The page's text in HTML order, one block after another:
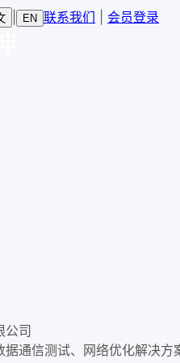
EN 联系我们 会员登录
公司
据通信测试、网络优化解决方